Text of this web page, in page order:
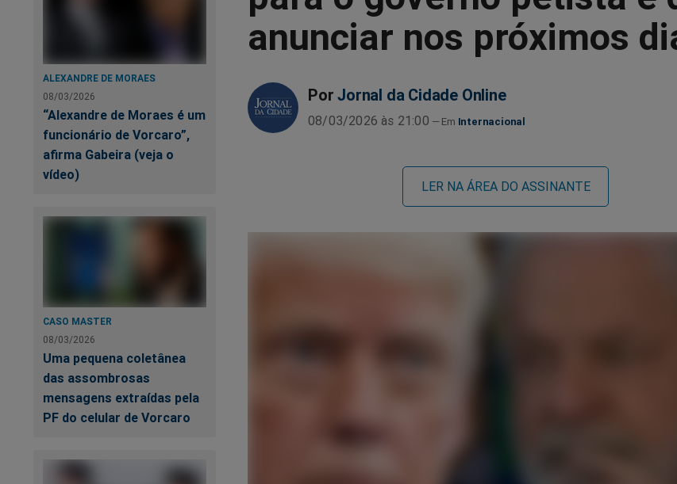
ALEXANDRE DE MORAES
08/03/2026
“Alexandre de Moraes é um
funcionário de Vorcaro”,
afirma Gabeira (veja o
vídeo)
CASO MASTER
08/03/2026
Uma pequena coletânea
das assombrosas
mensagens extraídas pela
PF do celular de Vorcaro
anunciar nos próximos
Por Jornal da Cidade Online
08/03/2026 às 21:00 Internacional
LER NA ÁREA DO ASSINANTE